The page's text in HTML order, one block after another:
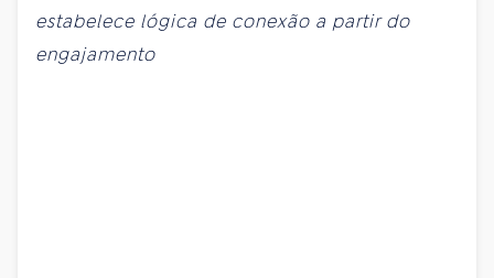
estabelece lógica de conexão a partir do
engajamento